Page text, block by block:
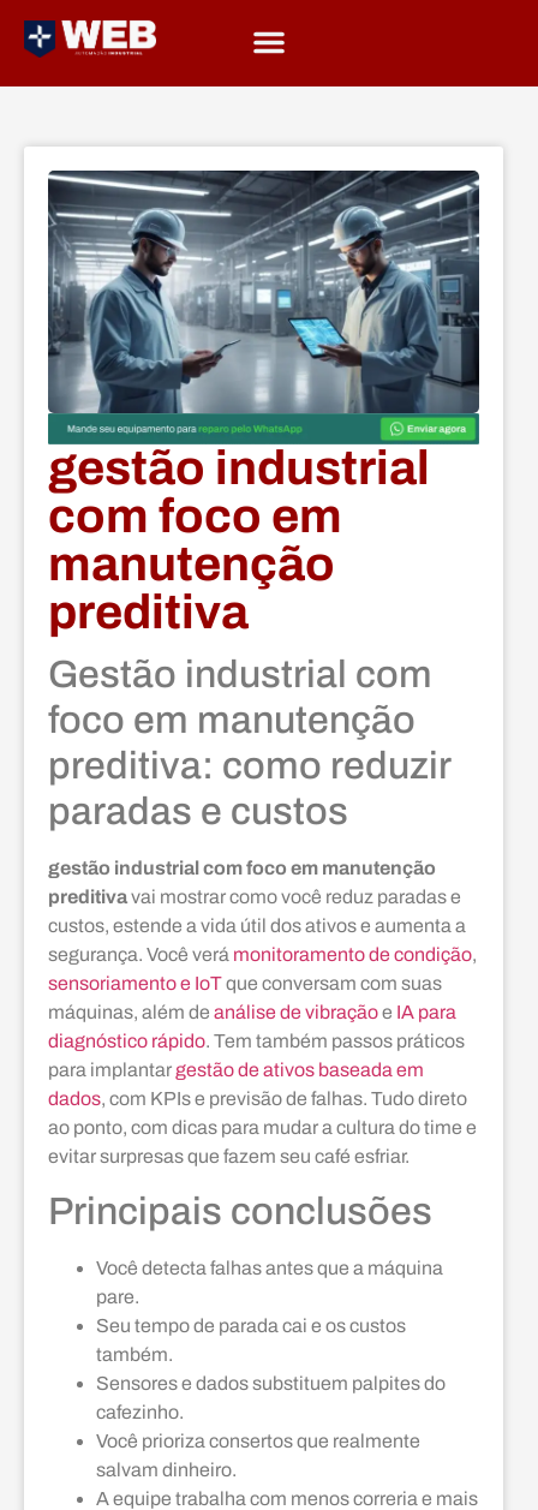
gestão industrial
com foco em
manutenção
preditiva
Gestão industrial com
foco em manutenção
preditiva: como reduzir
paradas e custos
gestão industrial com foco em manutenção
preditivavai mostrar como você reduz paradas e
custos, estende a vida útil dos ativos e aumenta a
segurança. Você verá monitoramento de condição,
sensoriamento e IoTque conversam com suas
máquinas, além de análise de vibraçãoe IA para
diagnóstico rápido. Tem também passos práticos
para implantargestão de ativos baseada em
dados, com KPIs e previsão de falhas. Tudo direto
ao ponto, com dicas para mudar a cultura do time e
evitar surpresas que fazem seu café esfriar.
Principais conclusões
Você detecta falhas antes que a máquina
pare.
Seu tempo de parada cai e os custos
também.
Sensores e dados substituem palpites do
cafezinho.
Você prioriza consertos que realmente
salvam dinheiro.
A equipe trabalha com menos correria e mais